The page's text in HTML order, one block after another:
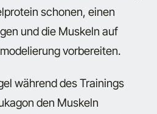
schonen, einen
und die Muskeln auf
vorbereiten.
während des Trainings
den Muskeln